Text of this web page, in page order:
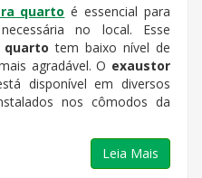
quarto é essencial para
no local. Esse
tem baixo nível de
agradável. O exaustor
disponível em diversos
nos cômodos da
Leia Mais